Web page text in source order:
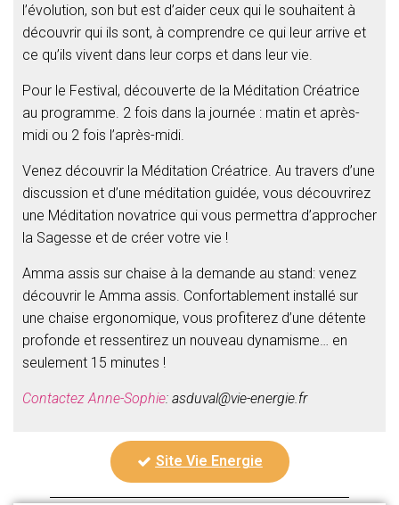
l’évolution, son but est d’aider ceux qui le souhaitent à
découvrir qui ils sont, à comprendre ce qui leur arrive et
ce qu’ils vivent dans leur corps et dans leur vie.
Pour le Festival, découverte de la Méditation Créatrice
au programme. 2 fois dans la journée : matin et après-
midi ou 2 fois l’après-midi.
Venez découvrir la Méditation Créatrice. Au travers d’une
discussion et d’une méditation guidée, vous découvrirez
une Méditation novatrice qui vous permettra d’approcher
la Sagesse et de créer votre vie !
Amma assis sur chaise à la demande au stand: venez
découvrir le Amma assis. Confortablement installé sur
une chaise ergonomique, vous profiterez d’une détente
profonde et ressentirez un nouveau dynamisme… en
seulement 15 minutes !
Contactez Anne-Sophie: asduval@vie-energie.fr
Site Vie Energie